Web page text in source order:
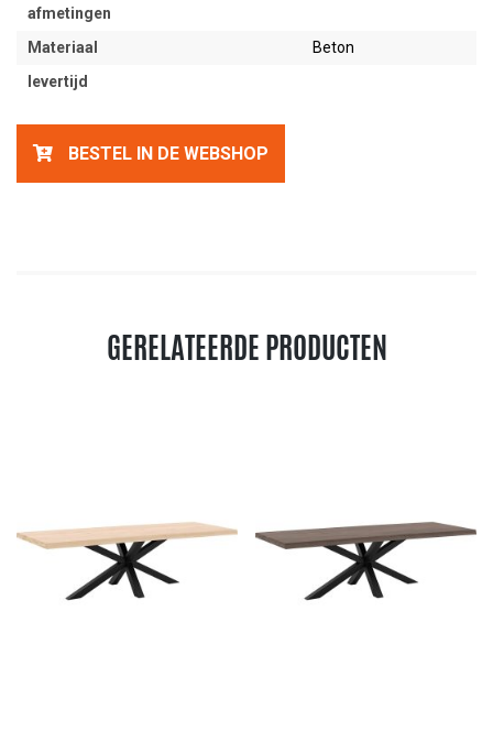
afmetingen
Materiaal
Beton
levertijd
BESTEL IN DE WEBSHOP
GERELATEERDE PRODUCTEN